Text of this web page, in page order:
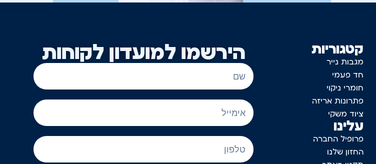
הירשמו למועדון לקוחות קטגוריות
מגבות נייר
חד פעמי
חומרי ניקוי
פתרונות אריזה
ציוד משקי
עלינו
פרופיל החברה
החזון שלנו